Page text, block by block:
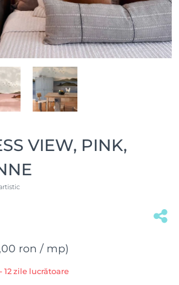
VIEW, PINK,
ron / mp)
12 zile lucrătoare